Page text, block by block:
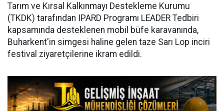
Tarım ve Kırsal Kalkınmayı Destekleme Kurumu
(TKDK) tarafından IPARD Programı LEADER Tedbiri
kapsamında desteklenen mobil büfe karavanında,
Buharkent'in simgesi haline gelen taze Sarı Lop inciri
festival ziyaretçilerine ikram edildi.